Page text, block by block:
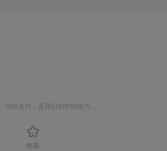
蹈用户组等级图标素材以
的支持，是我们创作的动力。
收藏